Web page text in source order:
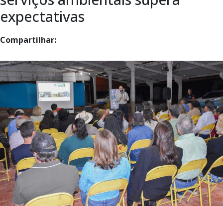
expectativas
Compartilhar: